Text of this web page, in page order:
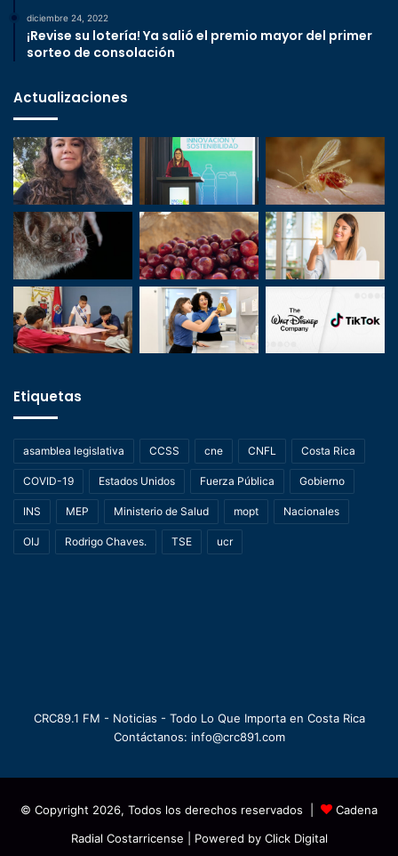
diciembre 24, 2022
¡Revise su lotería! Ya salió el premio mayor del primer
sorteo de consolación
Actualizaciones
Etiquetas
asamblea legislativa CCSS cne CNFL Costa Rica
COVID-19 Estados Unidos Fuerza Pública Gobierno
INS MEP Ministerio de Salud mopt Nacionales
OIJ Rodrigo Chaves. TSE ucr
CRC89.1 FM - Noticias - Todo Lo Que Importa en Costa Rica
Contáctanos: info@crc891.com
© Copyright 2026, Todos los derechos reservados |
Cadena
Radial Costarricense | Powered by Click Digital